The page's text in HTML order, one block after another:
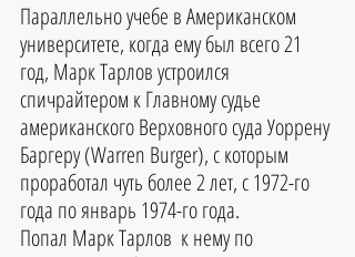
Параллельно учебе в Американском
университете, когда ему был всего 21
год, Марк Тарлов устроился
спичрайтером к Главному судье
американского Верховного суда Уоррену
Баргеру (Warren Burger), с которым
проработал чуть более 2 лет, с 1972-го
года по январь 1974-го года.
Попал Марк Тарлов  к нему по